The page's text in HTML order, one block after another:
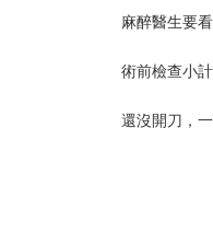
麻醉醫生要
術前檢查小
還沒開刀，